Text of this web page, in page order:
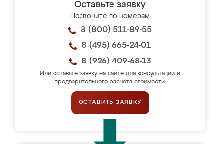
Оставьте заявку
Позвоните по номерам
8 (800) 511-89-55
8 (495) 665-24-01
8 (926) 409-68-13
Или оставьте заявку на сайте для консультации и
предварительного расчёта стоимости.
ОСТАВИТЬ ЗАЯВКУ